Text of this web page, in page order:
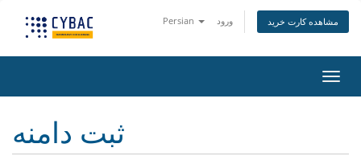
Persian ورود مشاهده کارت خرید
ثبت دامنه